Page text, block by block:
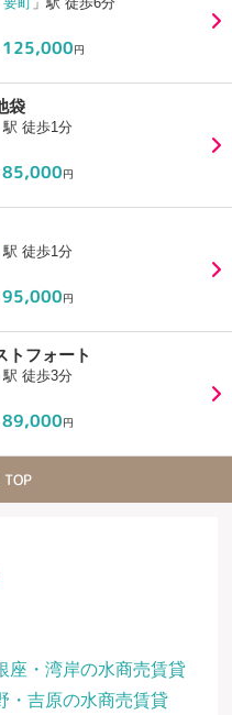
125,000円
袋
駅 徒歩1分
85,000円
駅 徒歩1分
95,000円
トフォート
駅 徒歩3分
89,000円
TOP
座・湾岸の水商売賃貸
・吉原の水商売賃貸